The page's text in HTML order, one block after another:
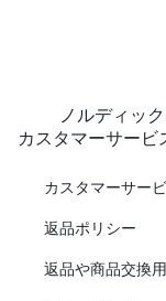
ノルディッ
カスタマーサービ
カスタマーサー
返品ポリシー
返品や商品交換